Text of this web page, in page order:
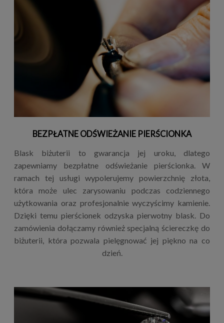
BEZPŁATNE ODŚWIEŻANIE PIERŚCIONKA
Blask biżuterii to gwarancja jej uroku, dlatego
zapewniamy bezpłatne odświeżanie pierścionka. W
ramach tej usługi wypolerujemy powierzchnię złota,
która może ulec zarysowaniu podczas codziennego
użytkowania oraz profesjonalnie wyczyścimy kamienie.
Dzięki temu pierścionek odzyska pierwotny blask. Do
zamówienia dołączamy również specjalną ściereczkę do
biżuterii, która pozwala pielęgnować jej piękno na co
dzień.